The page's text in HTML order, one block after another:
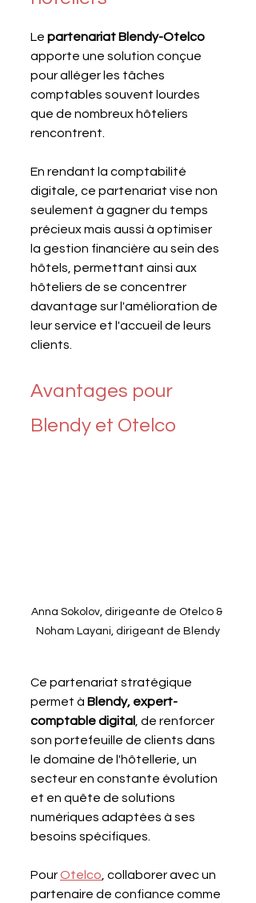
Le partenariat Blendy-Otelco
apporte une solution conçue
pour alléger les tâches
comptables souvent lourdes
que de nombreux hôteliers
rencontrent.
En rendant la comptabilité
digitale, ce partenariat vise non
seulement à gagner du temps
précieux mais aussi à optimiser
la gestion financière au sein des
hôtels, permettant ainsi aux
hôteliers de se concentrer
davantage sur l'amélioration de
leur service et l'accueil de leurs
clients.
Avantages pour
Blendy et Otelco
Anna Sokolov, dirigeante de Otelco &
Noham Layani, dirigeant de Blendy
Ce partenariat stratégique
permet à Blendy, expert-
comptable digital
, de renforcer
son portefeuille de clients dans
le domaine de l'hôtellerie, un
secteur en constante évolution
et en quête de solutions
numériques adaptées à ses
besoins spécifiques.
Pour Otelco , collaborer avec un
partenaire de confiance comme